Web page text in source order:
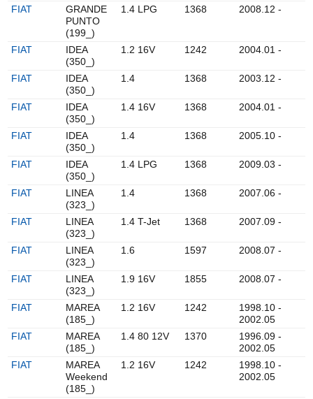
FIAT
GRANDE
PUNTO
(199_)
1.4 LPG 1368 2008.12 -
FIAT
IDEA
(350_)
1.2 16V 1242 2004.01 -
FIAT
IDEA
(350_)
1.4 1368 2003.12 -
FIAT
IDEA
(350_)
1.4 16V 1368 2004.01 -
FIAT
IDEA
(350_)
1.4 1368 2005.10 -
FIAT
IDEA
(350_)
1.4 LPG 1368 2009.03 -
FIAT
LINEA
(323_)
1.4 1368 2007.06 -
FIAT
LINEA
(323_)
1.4 T-Jet 1368 2007.09 -
FIAT
LINEA
(323_)
1.6 1597 2008.07 -
FIAT
LINEA
(323_)
1.9 16V 1855 2008.07 -
FIAT
MAREA
(185_)
1.2 16V 1242
1998.10 -
2002.05
FIAT
MAREA
(185_)
1.4 80 12V 1370
1996.09 -
2002.05
FIAT
MAREA
Weekend
(185_)
1.2 16V 1242
1998.10 -
2002.05